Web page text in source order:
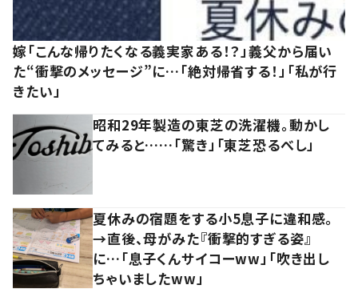
嫁「こんな帰りたくなる義実家ある！？」義父から届い
た“衝撃のメッセージ”に…「絶対帰省する！」「私が行
きたい」
昭和29年製造の東芝の洗濯機。動かし
てみると……「驚き」「東芝恐るべし」
夏休みの宿題をする小5息子に違和感。
→直後、母がみた『衝撃的すぎる姿』
に…「息子くんサイコーww」「吹き出し
ちゃいましたww」